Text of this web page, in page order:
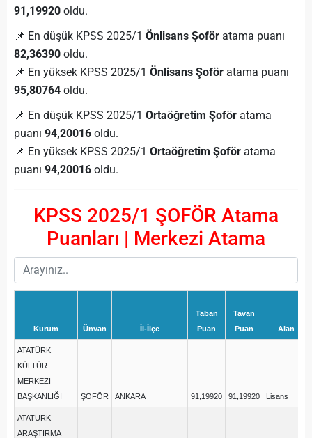
91,19920 oldu.
📌 En düşük KPSS 2025/1 Önlisans Şoför atama puanı
82,36390 oldu.
📌 En yüksek KPSS 2025/1 Önlisans Şoför atama puanı
95,80764 oldu.
📌 En düşük KPSS 2025/1 Ortaöğretim Şoför atama
puanı 94,20016 oldu.
📌 En yüksek KPSS 2025/1 Ortaöğretim Şoför atama
puanı 94,20016 oldu.
KPSS 2025/1 ŞOFÖR Atama
Puanları | Merkezi Atama
Kurum Ünvan İl-İlçe
Taban
Puan
Tavan
Puan
Alan
ATATÜRK
KÜLTÜR
MERKEZİ
BAŞKANLIĞI
ŞOFÖR ANKARA 91,19920 91,19920 Lisans
ATATÜRK
ARAŞTIRMA